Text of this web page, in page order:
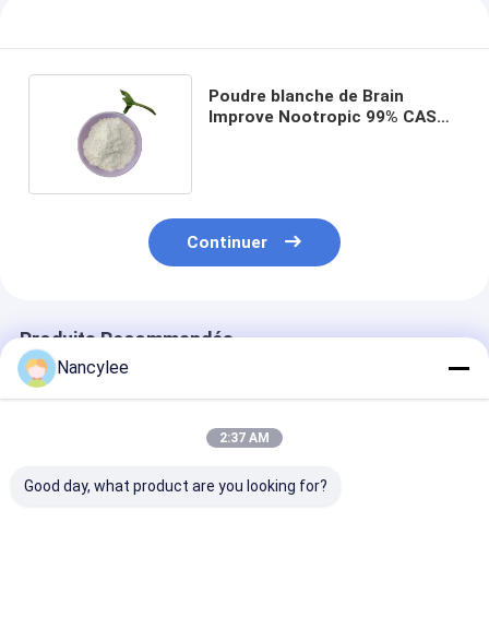
Poudre blanche de Brain
Improve Nootropic 99% CAS
Continuer
Produits Recommandés
Nancylee
2:37 AM
Good day, what product are you looking for?